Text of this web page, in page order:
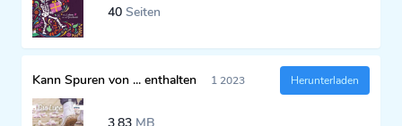
40 Seiten
Kann Spuren von ... enthalten 1 2023 Herunterladen